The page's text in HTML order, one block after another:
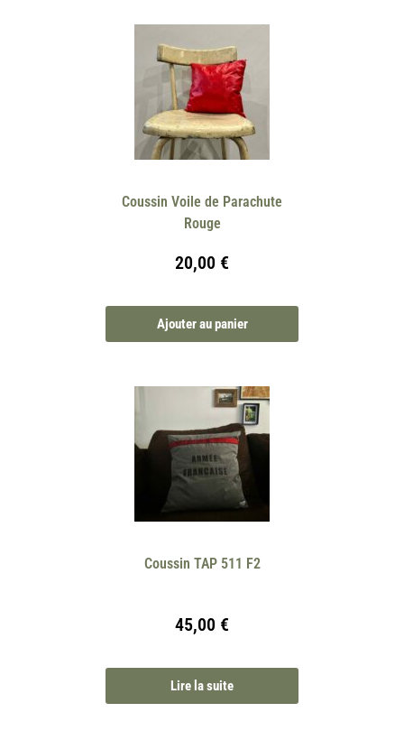
Coussin Voile de Parachute
Rouge
20,00 €
Ajouter au panier
Coussin TAP 511 F2
45,00 €
Lire la suite